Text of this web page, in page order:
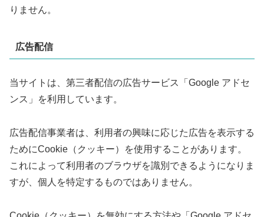
りません。
広告配信
当サイトは、第三者配信の広告サービス「Google アドセ
ンス」を利用しています。
広告配信事業者は、利用者の興味に応じた広告を表示する
ためにCookie（クッキー）を使用することがあります。
これによって利用者のブラウザを識別できるようになりま
すが、個人を特定するものではありません。